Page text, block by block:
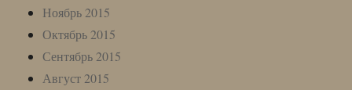
Ноябрь 2015
Октябрь 2015
Сентябрь 2015
Август 2015